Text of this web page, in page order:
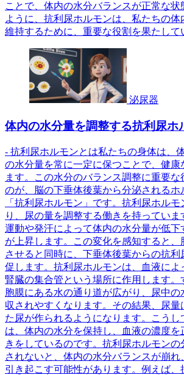
ことで、体内の水分バランスが正常な
ように、抗利尿ホルモンは、私たちの体
維持するために、重要な役割を果たして
泌尿器
体内の水分量を調整する抗利尿ホ
- 抗利尿ホルモンとは私たちの身体は、
の水分量を常に一定に保つことで、健康
ます。この水分のバランス調整に重要な
のが、脳の下垂体後葉から分泌されるホ
「抗利尿ホルモン」です。抗利尿ホル
り、尿の量を調整する働きを持ってい
運動や発汗によって体内の水分量が低下
が上昇します。この変化を感知すると、
させると同時に、下垂体後葉からの抗利
促します。抗利尿ホルモンは、血液によ
腎臓の集合管という場所に作用します。
胞膜にある水の通り道が広がり、尿中の
収されやすくなります。その結果、尿
た尿が作られるようになります。こうし
は、体内の水分を保持し、血液の濃度を
きをしているのです。抗利尿ホルモンの
されないと、体内の水分バランスが崩れ
引き起こす可能性があります。例えば、